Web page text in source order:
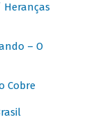
Heranças
– O
Cobre